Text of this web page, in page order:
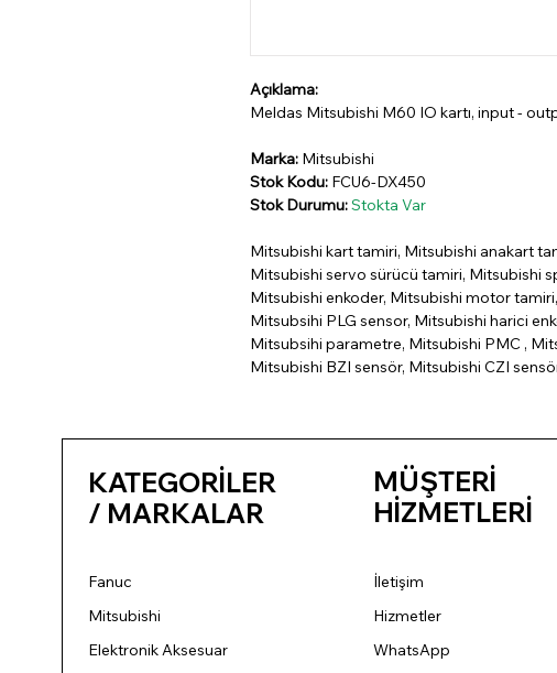
Açıklama:
Meldas Mitsubishi M60 IO kartı, input -
Marka: Mitsubishi
Stok Kodu: FCU6-DX450
Stok Durumu:Stokta Var
Mitsubishi kart tamiri, Mitsubishi anakart
Mitsubishi servo sürücü tamiri, Mitsubishi
Mitsubishi enkoder, Mitsubishi motor
Mitsubsihi PLG sensor, Mitsubishi harici
Mitsubsihi parametre, Mitsubishi PMC ,
Mitsubishi BZI sensör, Mitsubishi CZI
KATEGORİLER
/ MARKALAR
Fanuc
Mitsubishi
Elektronik Aksesuar
MÜŞTERİ
HİZMETLERİ
İletişim
Hizmetler
WhatsApp